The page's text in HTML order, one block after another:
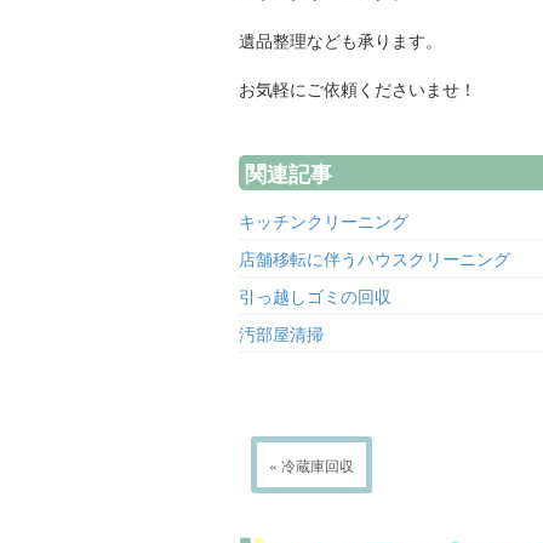
遺品整理なども承ります。
お気軽にご依頼くださいませ！
関連記事
キッチンクリーニング
店舗移転に伴うハウスクリーニング
引っ越しゴミの回収
汚部屋清掃
« 冷蔵庫回収